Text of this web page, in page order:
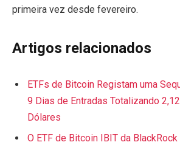
primeira vez desde fevereiro.
Artigos relacionados
ETFs de Bitcoin Registam uma
9 Dias de Entradas Totalizando
Dólares
O ETF de Bitcoin IBIT da